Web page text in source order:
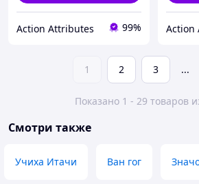
Action Attributes 99% Action
1 2 3 ...
Показано 1 - 29 товаров
Смотри также
Учиха Итачи Ван гог